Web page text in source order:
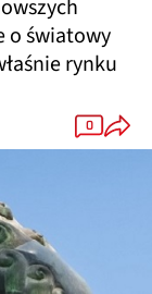
o światowy
rynku
0